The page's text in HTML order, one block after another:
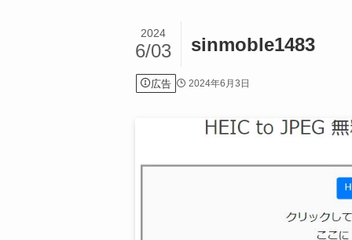
sinmoble1483
2024
6/03
広告 2024年6月3日